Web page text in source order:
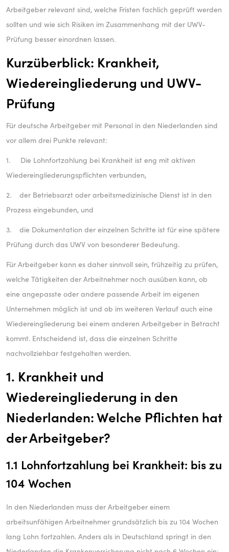
Arbeitgeber relevant sind, welche Fristen fachlich geprüft werden
sollten und wie sich Risiken im Zusammenhang mit der UWV-
Prüfung besser einordnen lassen.
Kurzüberblick: Krankheit,
Wiedereingliederung und UWV-
Prüfung
Für deutsche Arbeitgeber mit Personal in den Niederlanden sind
vor allem drei Punkte relevant:
1. Die Lohnfortzahlung bei Krankheit ist eng mit aktiven
Wiedereingliederungspflichten verbunden,
2. der Betriebsarzt oder arbeitsmedizinische Dienst ist in den
Prozess eingebunden, und
3. die Dokumentation der einzelnen Schritte ist für eine spätere
Prüfung durch das UWV von besonderer Bedeutung.
Für Arbeitgeber kann es daher sinnvoll sein, frühzeitig zu prüfen,
welche Tätigkeiten der Arbeitnehmer noch ausüben kann, ob
eine angepasste oder andere passende Arbeit im eigenen
Unternehmen möglich ist und ob im weiteren Verlauf auch eine
Wiedereingliederung bei einem anderen Arbeitgeber in Betracht
kommt. Entscheidend ist, dass die einzelnen Schritte
nachvollziehbar festgehalten werden.
1. Krankheit und
Wiedereingliederung in den
Niederlanden: Welche Pflichten hat
der Arbeitgeber?
1.1 Lohnfortzahlung bei Krankheit: bis zu
104 Wochen
In den Niederlanden muss der Arbeitgeber einem
arbeitsunfähigen Arbeitnehmer grundsätzlich bis zu 104 Wochen
lang Lohn fortzahlen. Anders als in Deutschland springt in den